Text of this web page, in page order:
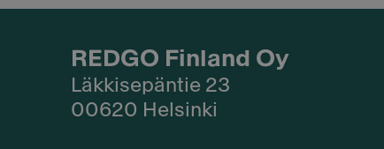
REDGO Finland Oy
Läkkisepäntie 23
00620 Helsinki